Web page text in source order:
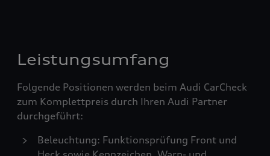
Leistungsumfang
Folgende Positionen werden beim Audi CarCheck
zum Komplettpreis durch Ihren Audi Partner
durchgeführt:
Beleuchtung: Funktionsprüfung Front und